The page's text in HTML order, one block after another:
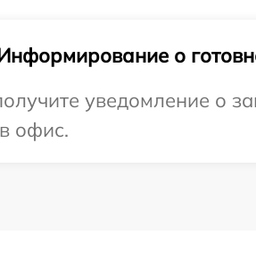
о
уведомление о
офис.